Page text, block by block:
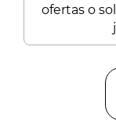
ofertas o